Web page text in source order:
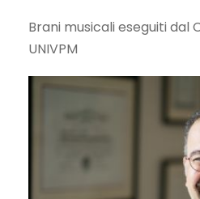
Brani musicali eseguiti dal
UNIVPM